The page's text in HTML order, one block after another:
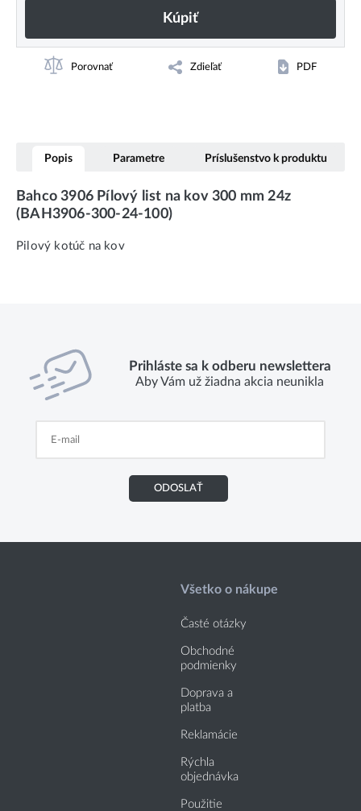
Kúpiť
Porovnať Zdieľať PDF
Popis Parametre Príslušenstvo k produktu
Bahco 3906 Pílový list na kov 300 mm 24z
(BAH3906-300-24-100)
Pilový kotúč na kov
Prihláste sa k odberu newslettera
Aby Vám už žiadna akcia neunikla
ODOSLAŤ
Všetko o nákupe
Časté otázky
Obchodné
podmienky
Doprava a
platba
Reklamácie
Rýchla
objednávka
Použitie